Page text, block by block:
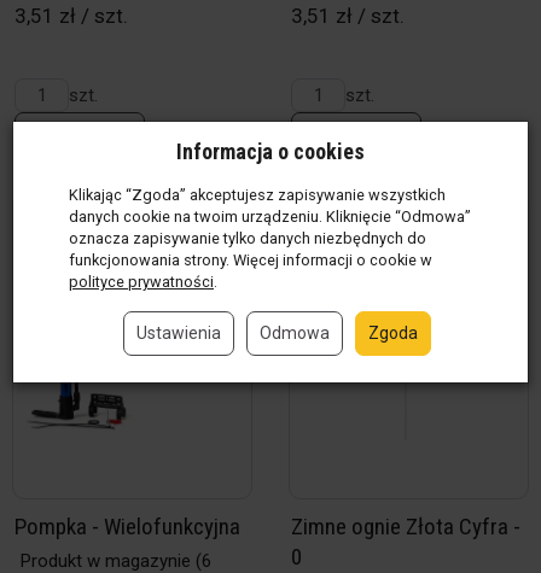
3,51 zł / szt.
szt.
3,51 zł / szt.
szt.
Pompka - Wielofunkcyjna
Produkt w magazynie (6
Zimne ognie Złota Cyfra -
0
Informacja o cookies
Klikając “Zgoda” akceptujesz zapisywanie wszystkich
danych cookie na twoim urządzeniu. Kliknięcie “Odmowa”
oznacza zapisywanie tylko danych niezbędnych do
funkcjonowania strony. Więcej informacji o cookie w
polityce prywatności
Ustawienia Odmowa Zgoda